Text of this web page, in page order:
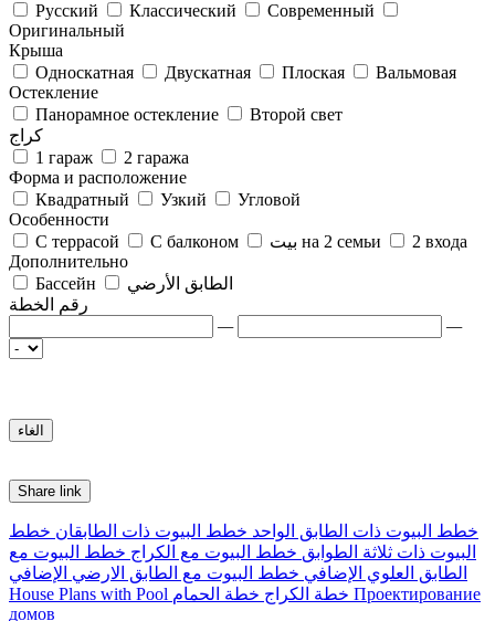
Русский
Классический
Современный
Оригинальный
Крыша
Односкатная
Двускатная Плоская
Вальмовая
Остекление
Панорамное остекление
Второй свет
كراج
1 гараж
2 гаража
Форма и расположение
Квадратный
Узкий
Угловой
Особенности
С террасой
С балконом بيت на 2 семьи
2 входа
Дополнительно
Бассейн
الطابق الأرضي
رقم الخطة
—
—
Share link
خطط البيوت ذات الطابق الواحد خطط البيوت ذات الطابقان خطط
البيوت ذات ثلاثة الطوابق خطط البيوت مع الكراج خطط البيوت مع
الطابق العلوي الإضافي خطط البيوت مع الطابق الارضي الإضافي
House Plans with Pool
خطة الكراج خطة الحمام
Проектирование
домов